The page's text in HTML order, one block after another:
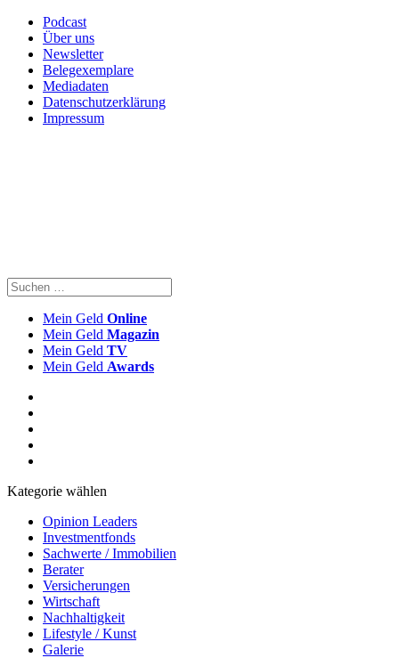
Podcast
Über uns
Newsletter
Belegexemplare
Mediadaten
Datenschutzerklärung
Impressum
Mein Geld Online
Mein Geld Magazin
Mein Geld TV
Mein Geld Awards
Kategorie wählen
Opinion Leaders
Investmentfonds
Sachwerte / Immobilien
Berater
Versicherungen
Wirtschaft
Nachhaltigkeit
Lifestyle / Kunst
Galerie